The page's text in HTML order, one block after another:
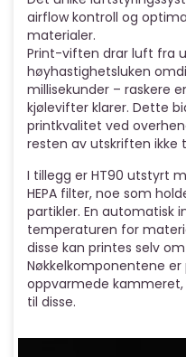
airflow kontroll og
materialer.
Print-viften drar luft fra
høyhastighetsluken
millisekunder – raskere
kjølevifter klarer. Dette
printkvalitet ved
resten av utskriften ikke
I tillegg er HT90 utstyrt
HEPA filter, noe som
partikler. En automatisk
temperaturen for
disse kan printes selv
Nøkkelkomponentene
oppvarmede
til disse.